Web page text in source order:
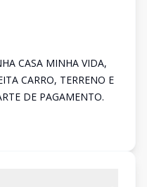
CASA MINHA VIDA,
CARRO, TERRENO E
DE PAGAMENTO.